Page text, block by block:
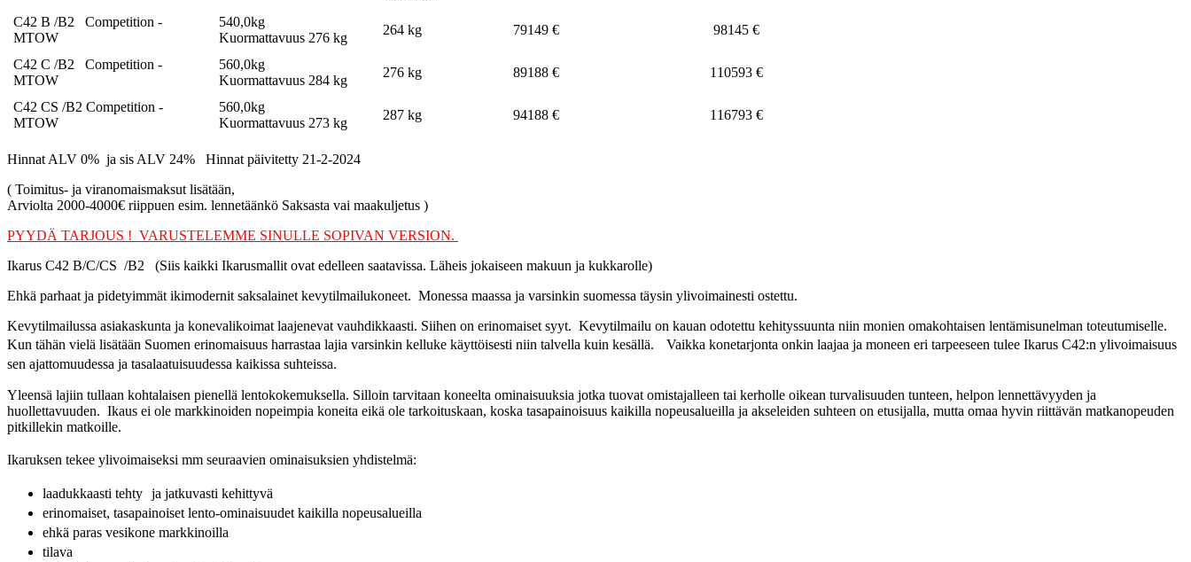
C42 B /B2 Competition -
MTOW
540,0kg
Kuormattavuus 276 kg
264 kg 79149 € 98145 €
C42 C /B2 Competition -
MTOW
560,0kg
Kuormattavuus 284 kg
276 kg 89188 € 110593 €
C42 CS /B2 Competition -
MTOW
560,0kg
Kuormattavuus 273 kg
287 kg 94188 € 116793 €
Hinnat ALV 0% ja sis ALV 24% Hinnat päivitetty 21-2-2024
( Toimitus- ja viranomaismaksut lisätään,
Arviolta 2000-4000€ riippuen esim. lennetäänkö Saksasta vai maakuljetus )
PYYDÄ TARJOUS ! VARUSTELEMME SINULLE SOPIVAN VERSION.
Ikarus C42 B/C/CS /B2 (Siis kaikki Ikarusmallit ovat edelleen saatavissa. Läheis jokaiseen makuun ja kukkarolle)
Ehkä parhaat ja pidetyimmät ikimodernit saksalainet kevytilmailukoneet. Monessa maassa ja varsinkin suomessa täysin ylivoimainesti ostettu.
Kevytilmailussa asiakaskunta ja konevalikoimat laajenevat vauhdikkaasti. Siihen on erinomaiset syyt. Kevytilmailu on kauan odotettu kehityssuunta niin monien omakohtaisen lentämisunelman toteutumiselle.
Kun tähän vielä lisätään Suomen erinomaisuus harrastaa lajia varsinkin kelluke käyttöisesti niin talvella kuin kesällä. Vaikka konetarjonta onkin laajaa ja moneen eri tarpeeseen tulee Ikarus C42:n ylivoimaisuus
sen ajattomuudessa ja tasalaatuisuudessa kaikissa suhteissa.
Yleensä lajiin tullaan kohtalaisen pienellä lentokokemuksella. Silloin tarvitaan koneelta ominaisuuksia jotka tuovat omistajalleen tai kerholle oikean turvalisuuden tunteen, helpon lennettävyyden ja
huollettavuuden. Ikaus ei ole markkinoiden nopeimpia koneita eikä ole tarkoituskaan, koska tasapainoisuus kaikilla nopeusalueilla ja akseleiden suhteen on etusijalla, mutta omaa hyvin riittävän matkanopeuden
pitkillekin matkoille.
Ikaruksen tekee ylivoimaiseksi mm seuraavien ominaisuksien yhdistelmä:
laadukkaasti tehty ja jatkuvasti kehittyvä
erinomaiset, tasapainoiset lento-ominaisuudet kaikilla nopeusalueilla
ehkä paras vesikone markkinoilla
tilava